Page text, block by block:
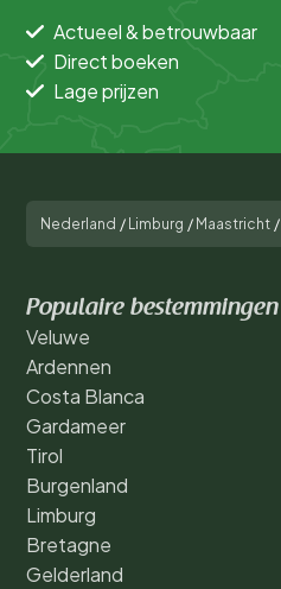
Actueel & betrouwbaar
Direct boeken
Lage prijzen
Nederland / Limburg / Maastricht /
Populaire bestemmingen
Veluwe
Ardennen
Costa Blanca
Gardameer
Tirol
Burgenland
Limburg
Bretagne
Gelderland